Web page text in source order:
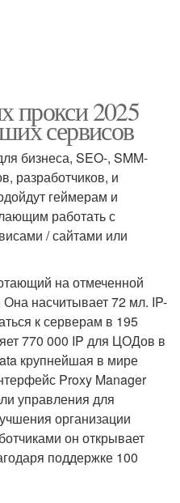
прокси 2025
сервисов
бизнеса, SEO-, SMM-
разработчиков, и
геймерам и
работать с
/ сайтами или
на отмеченной
Она насчитывает 72 мл. IP-
к серверам в 195
770 000 IP для ЦОДов в
крупнейшая в мире
Proxy Manager
управления для
организации
он открывает
поддержке 100